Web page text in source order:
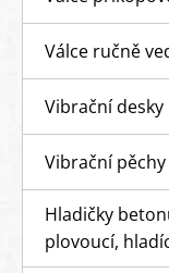
Válce ručně
Vibrační desky
Vibrační pěchy
Hladičky
plovoucí,